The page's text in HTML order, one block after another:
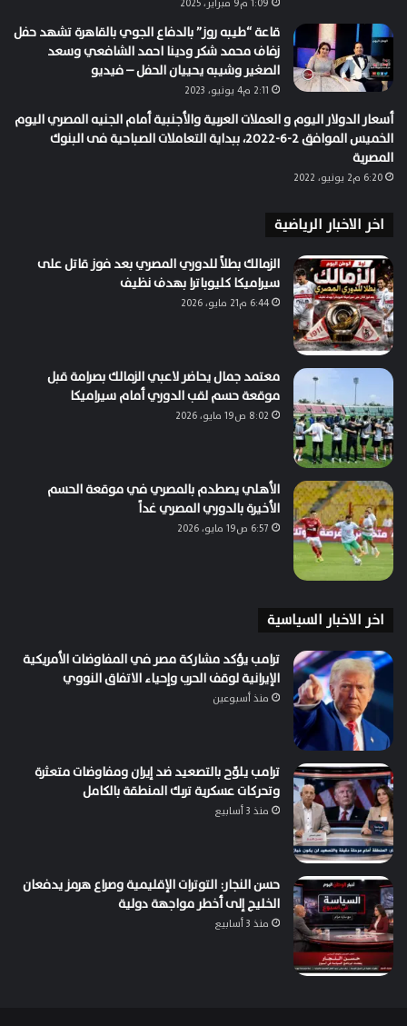
قاعة “طيبه روز” بالدفاع الجوي بالقاهرة تشهد حفل
زفاف محمد شكر ودينا احمد الشافعي وسعد
الصغير وشيبه يحييان الحفل – فيديو
2:11 م4 يونيو، 2023
أسعار الدولار اليوم و العملات العربية والأجنبية أمام الجنيه المصري اليوم
الخميس الموافق 2-6-2022، ببداية التعاملات الصباحية فى البنوك
المصرية
6:20 م2 يونيو، 2022
اخر الاخبار الرياضية
الزمالك بطلاً للدوري المصري بعد فوز قاتل على
سيراميكا كليوباترا بهدف نظيف
6:44 م21 مايو، 2026
معتمد جمال يحاضر لاعبي الزمالك بصرامة قبل
موقعة حسم لقب الدوري أمام سيراميكا
8:02 ص19 مايو، 2026
الأهلي يصطدم بالمصري في موقعة الحسم
الأخيرة بالدوري المصري غداً
6:57 ص19 مايو، 2026
اخر الاخبار السياسية
ترامب يؤكد مشاركة مصر في المفاوضات الأمريكية
الإيرانية لوقف الحرب وإحياء الاتفاق النووي
منذ أسبوعين
ترامب يلوّح بالتصعيد ضد إيران ومفاوضات متعثرة
وتحركات عسكرية تربك المنطقة بالكامل
منذ 3 أسابيع
حسن النجار: التوترات الإقليمية وصراع هرمز يدفعان
الخليج إلى أخطر مواجهة دولية
منذ 3 أسابيع